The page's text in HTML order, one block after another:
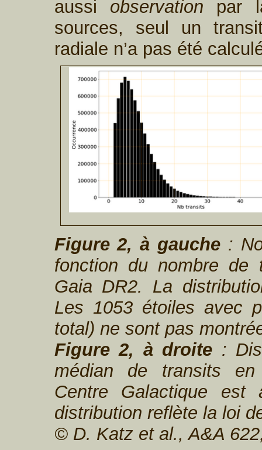
aussi observation par
sources, seul un
radiale n’a pas été
Figure 2, à gauche :
fonction du nombre de
Gaia DR2. La
Les 1053 étoiles avec
total) ne sont pas
Figure 2, à droite :
médian de transits en
Centre Galactique
distribution reflète la loi
© D. Katz et al., A&A